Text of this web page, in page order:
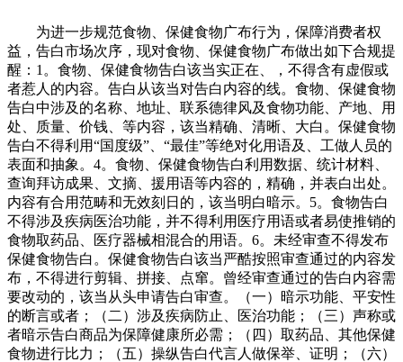
为进一步规范食物、保健食物广布行为，保障消费者权
益，告白市场次序，现对食物、保健食物广布做出如下合规提
醒：1。食物、保健食物告白该当实正在、，不得含有虚假或
者惹人的内容。告白从该当对告白内容的线。食物、保健食物
告白中涉及的名称、地址、联系德律风及食物功能、产地、用
处、质量、价钱、等内容，该当精确、清晰、大白。保健食物
告白不得利用“国度级”、“最佳”等绝对化用语及、工做人员的
表面和抽象。4。食物、保健食物告白利用数据、统计材料、
查询拜访成果、文摘、援用语等内容的，精确，并表白出处。
内容有合用范畴和无效刻日的，该当明白暗示。5。食物告白
不得涉及疾病医治功能，并不得利用医疗用语或者易使推销的
食物取药品、医疗器械相混合的用语。6。未经审查不得发布
保健食物告白。保健食物告白该当严酷按照审查通过的内容发
布，不得进行剪辑、拼接、点窜。曾经审查通过的告白内容需
要改动的，该当从头申请告白审查。（一）暗示功能、平安性
的断言或者；（二）涉及疾病防止、医治功能；（三）声称或
者暗示告白商品为保障健康所必需；（四）取药品、其他保健
食物进行比力；（五）操纵告白代言人做保举、证明；（六）